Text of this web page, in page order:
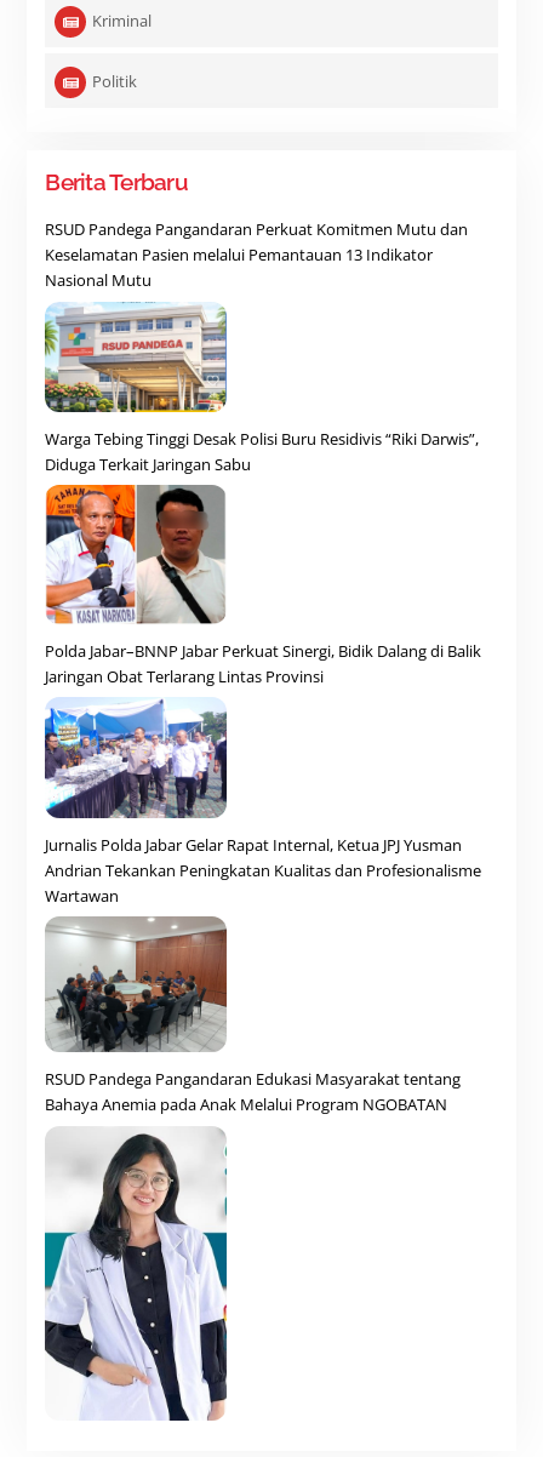
Kriminal
Politik
Berita Terbaru
RSUD Pandega Pangandaran Perkuat Komitmen Mutu dan
Keselamatan Pasien melalui Pemantauan 13 Indikator
Nasional Mutu
Warga Tebing Tinggi Desak Polisi Buru Residivis “Riki Darwis”,
Diduga Terkait Jaringan Sabu
Polda Jabar–BNNP Jabar Perkuat Sinergi, Bidik Dalang di Balik
Jaringan Obat Terlarang Lintas Provinsi
Jurnalis Polda Jabar Gelar Rapat Internal, Ketua JPJ Yusman
Andrian Tekankan Peningkatan Kualitas dan Profesionalisme
Wartawan
RSUD Pandega Pangandaran Edukasi Masyarakat tentang
Bahaya Anemia pada Anak Melalui Program NGOBATAN